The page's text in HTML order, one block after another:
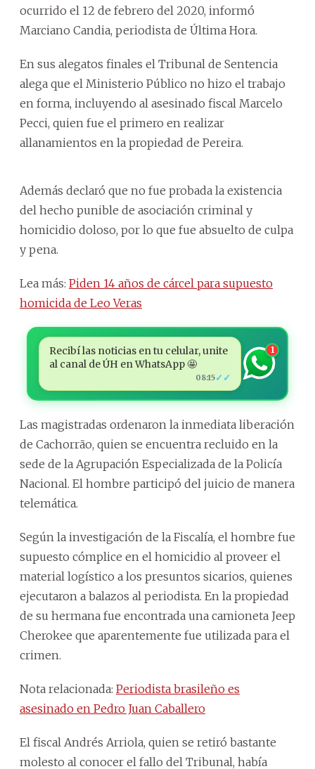
ocurrido el 12 de febrero del 2020, informó
Marciano Candia, periodista de Última Hora.
En sus alegatos finales el Tribunal de Sentencia
alega que el Ministerio Público no hizo el trabajo
en forma, incluyendo al asesinado fiscal Marcelo
Pecci, quien fue el primero en realizar
allanamientos en la propiedad de Pereira.
Además declaró que no fue probada la existencia
del hecho punible de asociación criminal y
homicidio doloso, por lo que fue absuelto de culpa
y pena.
Lea más: Piden 14 años de cárcel para supuesto
homicida de Leo Veras
Recibí las noticias en tu celular, unite
al canal de ÚH en WhatsApp 🤩
08:15✓✓
1
Las magistradas ordenaron la inmediata liberación
de Cachorrão, quien se encuentra recluido en la
sede de la Agrupación Especializada de la Policía
Nacional. El hombre participó del juicio de manera
telemática.
Según la investigación de la Fiscalía, el hombre fue
supuesto cómplice en el homicidio al proveer el
material logístico a los presuntos sicarios, quienes
ejecutaron a balazos al periodista. En la propiedad
de su hermana fue encontrada una camioneta Jeep
Cherokee que aparentemente fue utilizada para el
crimen.
Nota relacionada: Periodista brasileño es
asesinado en Pedro Juan Caballero
El fiscal Andrés Arriola, quien se retiró bastante
molesto al conocer el fallo del Tribunal, había